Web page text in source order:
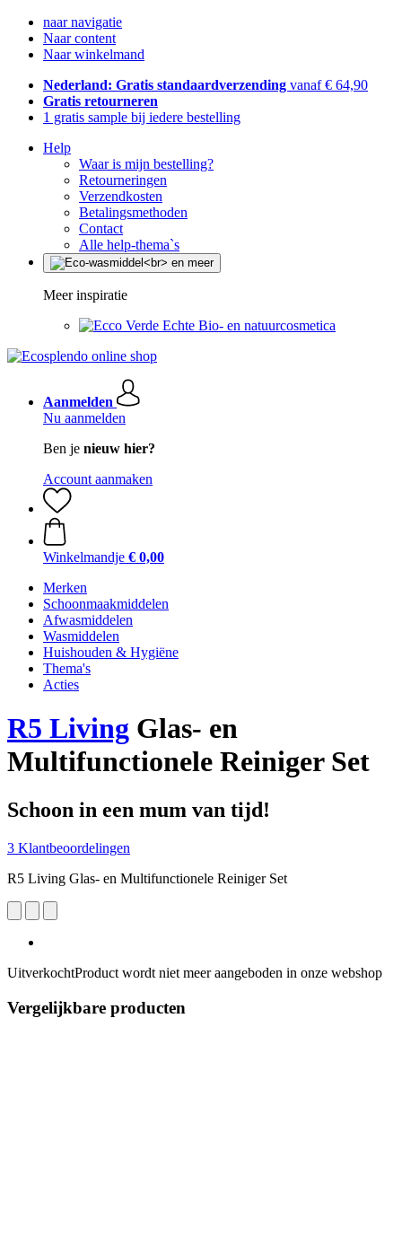
naar navigatie
Naar content
Naar winkelmand
Nederland: Gratis standaardverzending vanaf € 64,90
Gratis retourneren
1 gratis sample bij iedere bestelling
Help
Waar is mijn bestelling?
Retourneringen
Verzendkosten
Betalingsmethoden
Contact
Alle help-thema`s
Meer inspiratie
Echte Bio- en natuurcosmetica
Aanmelden
Nu aanmelden
Ben je nieuw hier?
Account aanmaken
Winkelmandje € 0,00
Merken
Schoonmaakmiddelen
Afwasmiddelen
Wasmiddelen
Huishouden & Hygiëne
Thema's
Acties
R5 Living Glas- en
Multifunctionele Reiniger Set
Schoon in een mum van tijd!
3 Klantbeoordelingen
R5 Living Glas- en Multifunctionele Reiniger Set
UitverkochtProduct wordt niet meer aangeboden in onze webshop
Vergelijkbare producten